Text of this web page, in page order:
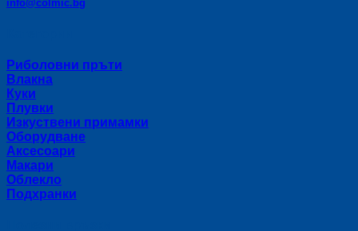
info@colmic.bg
Риболовни пръти
Влакна
Куки
Плувки
Изкуствени примамки
Оборудване
Аксесоари
Макари
Облекло
Подхранки